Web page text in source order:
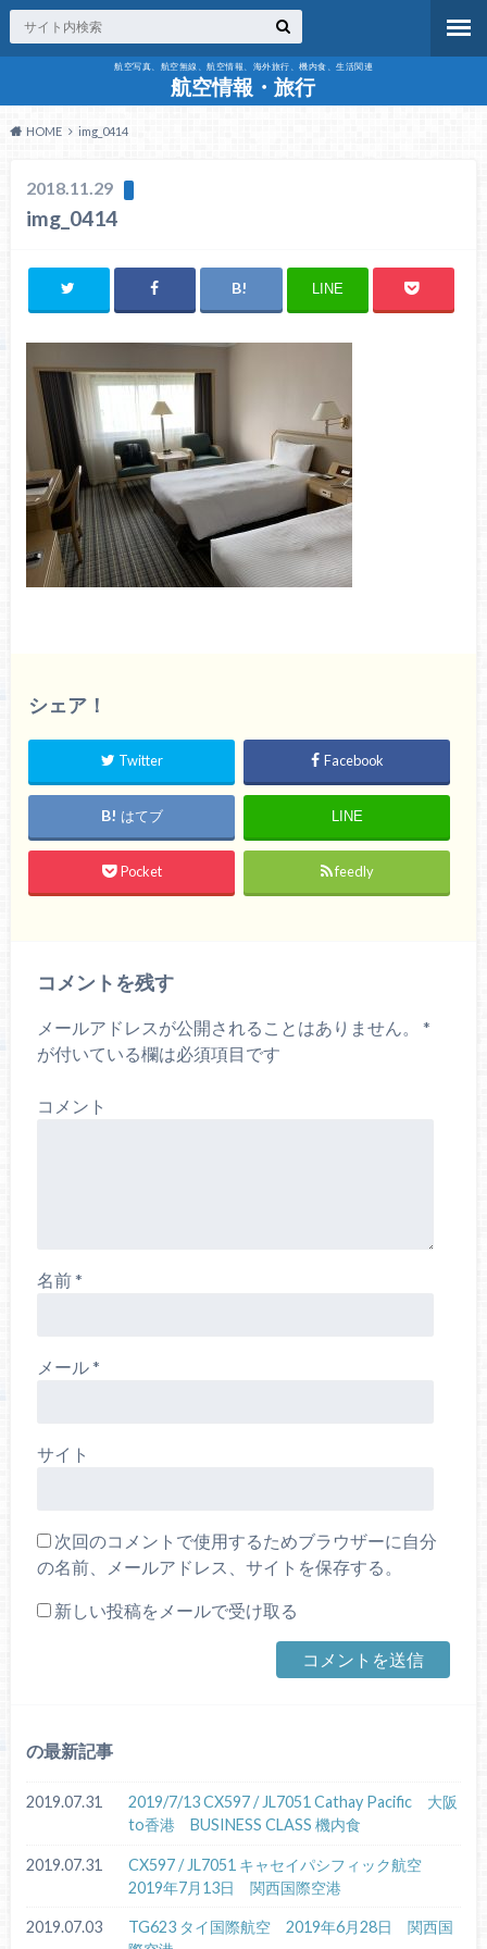
航空写真、航空無線、航空情報、海外旅行、機内食、生活関連
航空情報・旅行
HOME img_0414
2018.11.29
img_0414
LINE
シェア！
Twitter Facebook
はてブ LINE
Pocket feedly
コメントを残す
メールアドレスが公開されることはありません。
*
が付いている欄は必須項目です
コメント
名前*
メール*
サイト
次回のコメントで使用するためブラウザーに自分
の名前、メールアドレス、サイトを保存する。
新しい投稿をメールで受け取る
の最新記事
2019.07.31
2019/7/13 CX597 / JL7051 Cathay Pacific 大阪
to香港 BUSINESS CLASS 機内食
2019.07.31
CX597 / JL7051 キャセイパシフィック航空
2019年7月13日 関西国際空港
2019.07.03
TG623 タイ国際航空 2019年6月28日 関西国